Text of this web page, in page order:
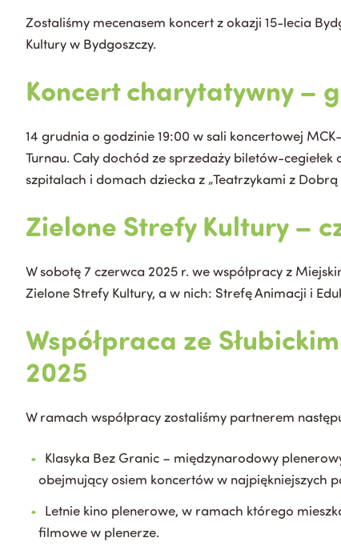
Zostaliśmy mecenasem koncert z okazji 15-lecia
Kultury w Bydgoszczy.
Koncert charytatywny –
14 grudnia o godzinie 19:00 w sali koncertowej
Turnau. Cały dochód ze sprzedaży biletów-
szpitalach i domach dziecka z „Teatrzykami z Dobrą
Zielone Strefy Kultury –
W sobotę 7 czerwca 2025 r. we współpracy z
Zielone Strefy Kultury, a w nich: Strefę Animacji i
Współpraca ze
2025
W ramach współpracy zostaliśmy partnerem
Klasyka Bez Granic – międzynarodowy
obejmujący osiem koncertów w najpiękniejszych
Letnie kino plenerowe, w ramach którego
filmowe w plenerze.